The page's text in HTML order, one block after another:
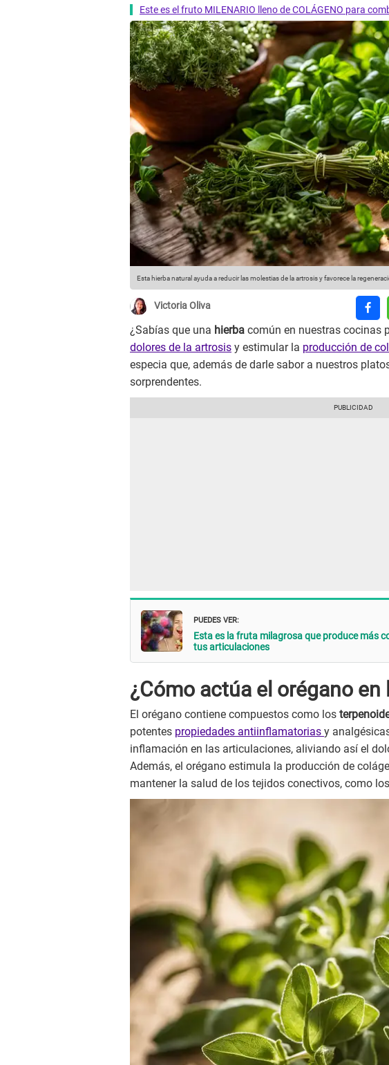
Este es el fruto MILENARIO lleno de COLÁGENO para
Esta hierba natural ayuda a reducir las molestias de la artrosis y favorece la
Victoria Oliva
¿Sabías que una hierba común en nuestras cocinas
dolores de la artrosis y estimular la producción de
especia que, además de darle sabor a nuestros
sorprendentes.
PUEDES VER:
Esta es la fruta milagrosa que produce más
tus articulaciones
¿Cómo actúa el orégano en
El orégano contiene compuestos como los
potentes propiedades antiinflamatorias y
inflamación en las articulaciones, aliviando así el
Además, el orégano estimula la producción de
mantener la salud de los tejidos conectivos, como